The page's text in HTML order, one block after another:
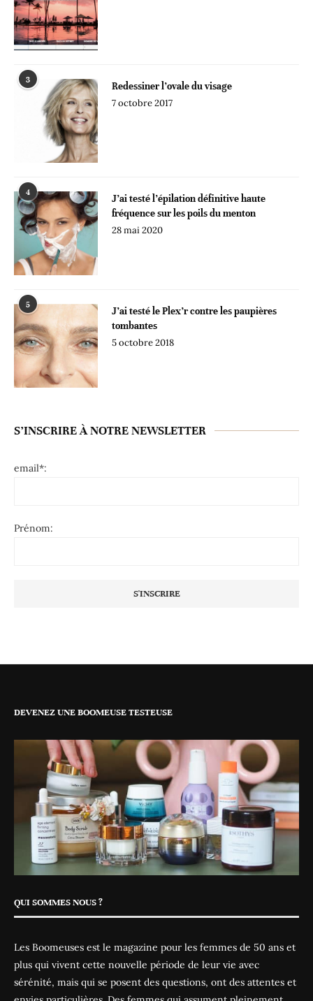
3
Redessiner l’ovale du visage
7 octobre 2017
4
J’ai testé l’épilation définitive haute
fréquence sur les poils du menton
28 mai 2020
5
J’ai testé le Plex’r contre les paupières
tombantes
5 octobre 2018
S’INSCRIRE À NOTRE NEWSLETTER
email*:
Prénom:
DEVENEZ UNE BOOMEUSE TESTEUSE
QUI SOMMES NOUS ?
Les Boomeuses est le magazine pour les femmes de 50 ans et
plus qui vivent cette nouvelle période de leur vie avec
sérénité, mais qui se posent des questions, ont des attentes et